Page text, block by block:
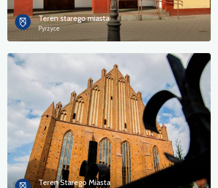
Teren starego miasta
Pyrzyce
Teren Starego Miasta